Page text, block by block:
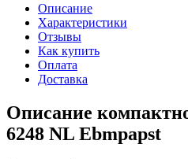
Описание
Характеристики
Отзывы
Как купить
Оплата
Доставка
Описание
6248 NL Ebmpapst